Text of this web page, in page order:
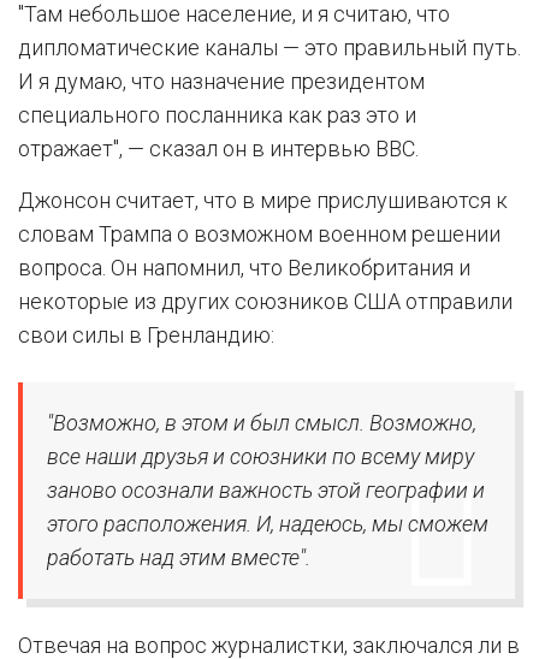
"Там небольшое население, и я считаю, что
дипломатические каналы — это правильный путь.
И я думаю, что назначение президентом
специального посланника как раз это и
отражает", — сказал он в интервью BBC.
Джонсон считает, что в мире прислушиваются к
словам Трампа о возможном военном решении
вопроса. Он напомнил, что Великобритания и
некоторые из других союзников США отправили
свои силы в Гренландию:
"Возможно, в этом и был смысл. Возможно,
все наши друзья и союзники по всему миру
заново осознали важность этой географии и
этого расположения. И, надеюсь, мы сможем
работать над этим вместе".
Отвечая на вопрос журналистки, заключался ли в